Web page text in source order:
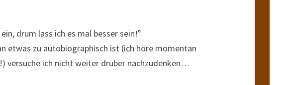
drum lass ich es mal besser sein!”
etwas zu autobiographisch ist (ich höre momentan
versuche ich nicht weiter drüber nachzudenken…